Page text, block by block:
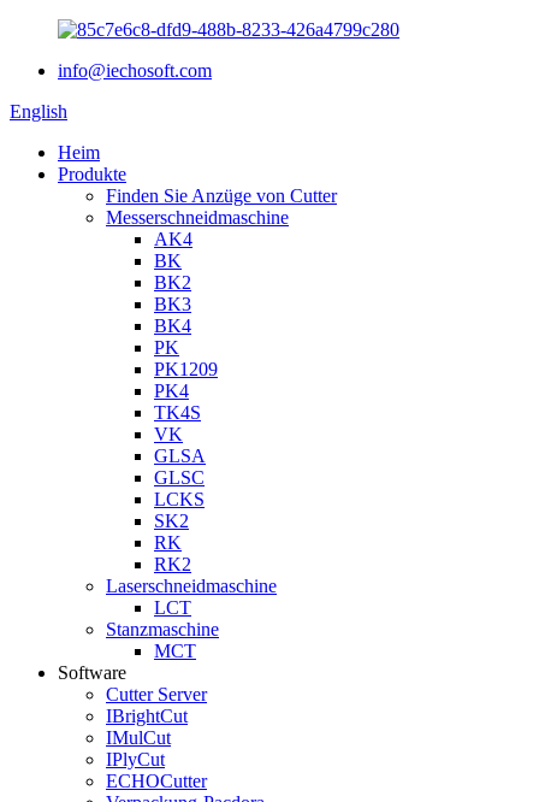
info@iechosoft.com
English
Heim
Produkte
Finden Sie Anzüge von Cutter
Messerschneidmaschine
AK4
BK
BK2
BK3
BK4
PK
PK1209
PK4
TK4S
VK
GLSA
GLSC
LCKS
SK2
RK
RK2
Laserschneidmaschine
LCT
Stanzmaschine
MCT
Software
Cutter Server
IBrightCut
IMulCut
IPlyCut
ECHOCutter